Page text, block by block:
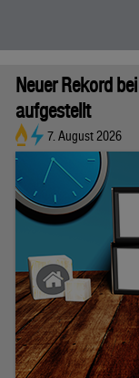
Neuer Rekord
aufgestellt
7. August 2026